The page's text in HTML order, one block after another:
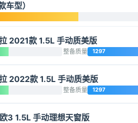
型）
2021款 1.5L 手动质美版
整备质量 1297
2022款 1.5L 手动质美版
整备质量 1297
3 1.5L 手动理想天窗版